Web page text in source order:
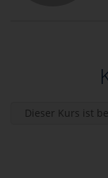
Dieser Kurs ist